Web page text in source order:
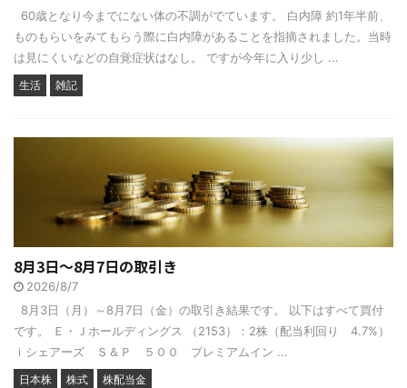
60歳となり今までにない体の不調がでています。 白内障 約1年半前、
ものもらいをみてもらう際に白内障があることを指摘されました。当時
は見にくいなどの自覚症状はなし。 ですが今年に入り少し ...
生活 雑記
8月3日～8月7日の取引き
2026/8/7
8月3日（月）～8月7日（金）の取引き結果です。 以下はすべて買付
です。 Ｅ・Ｊホールディングス （2153）：2株（配当利回り 4.7%）
ｉシェアーズ Ｓ＆Ｐ ５００ プレミアムイン ...
日本株 株式 株配当金